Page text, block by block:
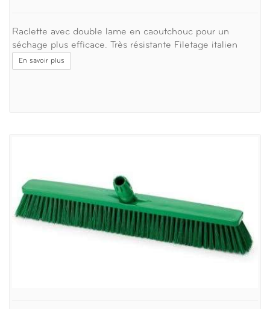
Raclette avec double lame en caoutchouc pour un
séchage plus efficace. Très résistante Filetage italien
En savoir plus